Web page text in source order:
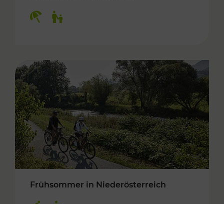
Frühsommer in Niederösterreich